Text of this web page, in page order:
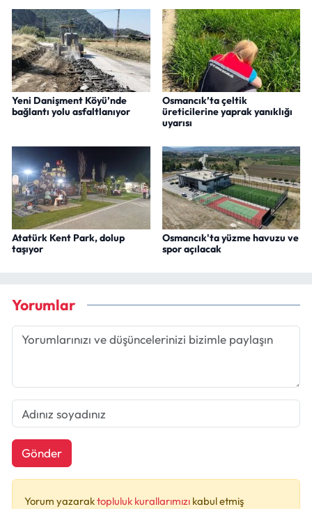
Yeni Danişment Köyü’nde
bağlantı yolu asfaltlanıyor
Osmancık’ta çeltik
üreticilerine yaprak yanıklığı
uyarısı
Atatürk Kent Park, dolup
taşıyor
Osmancık'ta yüzme havuzu ve
spor açılacak
Yorumlar
Gönder
Yorum yazaraktopluluk kurallarımızı kabul etmiş